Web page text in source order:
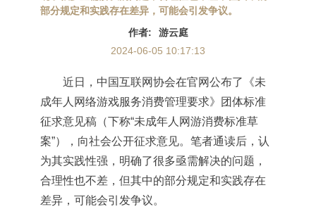
部分规定和实践存在差异，可能会引发争议。
作者:
游云庭
2024-06-05 10:17:13
近日，中国互联网协会在官网公布了《未
成年人网络游戏服务消费管理要求》团体标准
征求意见稿（下称“未成年人网游消费标准草
案”），向社会公开征求意见。笔者通读后，认
为其实践性强，明确了很多亟需解决的问题，
合理性也不差，但其中的部分规定和实践存在
差异，可能会引发争议。